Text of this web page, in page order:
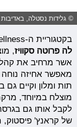
© גלידות נסטלה, באדיבות
בקטגוריית ה-Wellness, משיקה לראשונה גלידות נסטלה את
לה פרוטה סקוויז,
אשר מרחיב את קהל
מאפשר אחיזה נוחה
תות ומלון וקיים
מוצלח במיוחד,
לקבל אותו גם
של קראנץ' פיסטוק,